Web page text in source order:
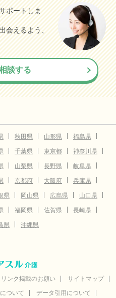
ポートしま
会えるよう、
談する
秋田県 山形県
福島県
千葉県 東京都
神奈川県
山梨県 長野県
岐阜県
京都府 大阪府
兵庫県
県 岡山県 広島県
山口県
福岡県 佐賀県
長崎県
県 沖縄県
リンク掲載のお願い
サイトマップ
ついて
データ引用について